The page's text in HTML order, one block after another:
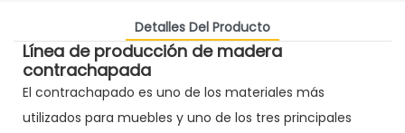
Detalles Del Producto
Línea de producción de madera
contrachapada
El contrachapado es uno de los materiales más
utilizados para muebles y uno de los tres principales